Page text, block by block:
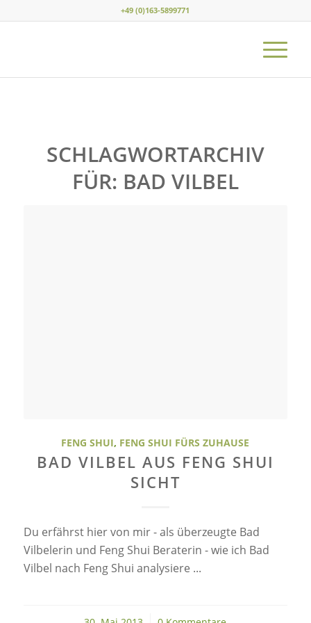
+49 (0)163-5899771
SCHLAGWORTARCHIV
FÜR: BAD VILBEL
FENG SHUI, FENG SHUI FÜRS ZUHAUSE
BAD VILBEL AUS FENG SHUI
SICHT
Du erfährst hier von mir - als überzeugte Bad
Vilbelerin und Feng Shui Beraterin - wie ich Bad
Vilbel nach Feng Shui analysiere ...